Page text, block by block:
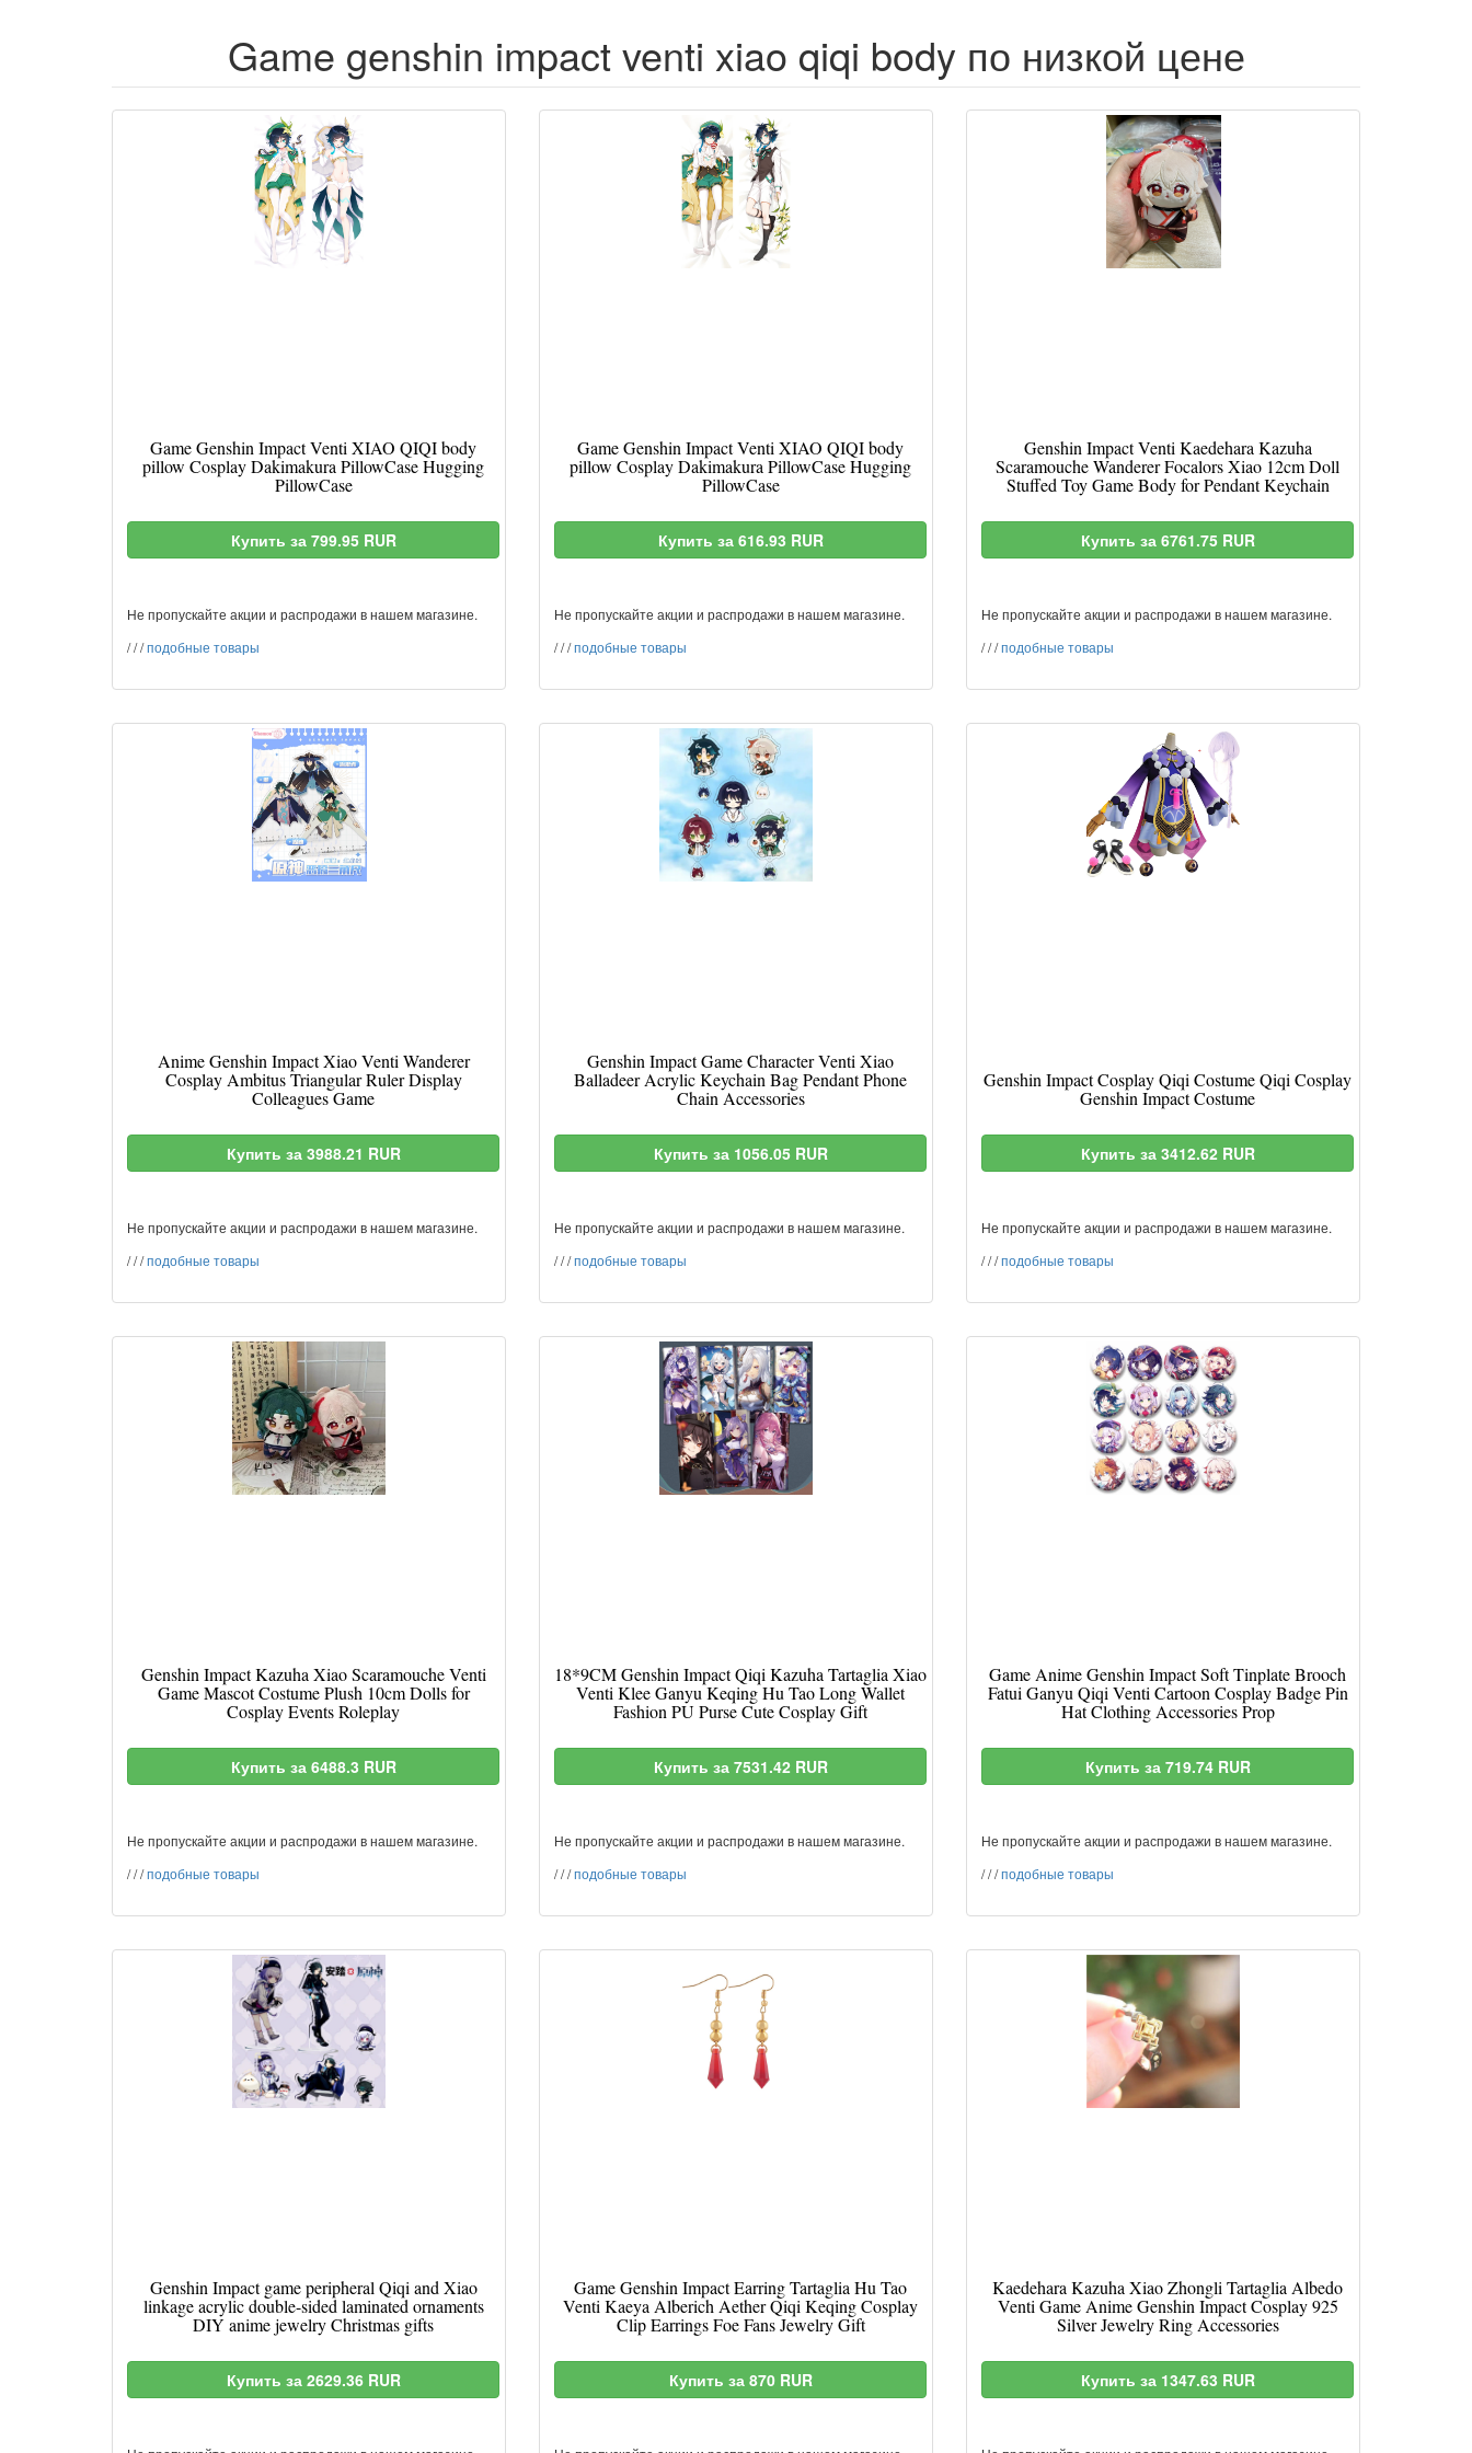
Game genshin impact venti xiao qiqi body по низкой цене
Game Genshin Impact Venti XIAO QIQI body
pillow Cosplay Dakimakura PillowCase Hugging
PillowCase
Купить за 799.95 RUR
Не пропускайте акции и распродажи в нашем магазине.
///подобные товары
Game Genshin Impact Venti XIAO QIQI body
pillow Cosplay Dakimakura PillowCase Hugging
PillowCase
Купить за 616.93 RUR
Не пропускайте акции и распродажи в нашем магазине.
///подобные товары
Genshin Impact Venti Kaedehara Kazuha
Scaramouche Wanderer Focalors Xiao 12cm Doll
Stuffed Toy Game Body for Pendant Keychain
Купить за 6761.75 RUR
Не пропускайте акции и распродажи в нашем магазине.
///подобные товары
Anime Genshin Impact Xiao Venti Wanderer
Cosplay Ambitus Triangular Ruler Display
Colleagues Game
Купить за 3988.21 RUR
Не пропускайте акции и распродажи в нашем магазине.
///подобные товары
Genshin Impact Game Character Venti Xiao
Balladeer Acrylic Keychain Bag Pendant Phone
Chain Accessories
Купить за 1056.05 RUR
Не пропускайте акции и распродажи в нашем магазине.
///подобные товары
Genshin Impact Cosplay Qiqi Costume Qiqi Cosplay
Genshin Impact Costume
Купить за 3412.62 RUR
Не пропускайте акции и распродажи в нашем магазине.
///подобные товары
Genshin Impact Kazuha Xiao Scaramouche Venti
Game Mascot Costume Plush 10cm Dolls for
Cosplay Events Roleplay
Купить за 6488.3 RUR
Не пропускайте акции и распродажи в нашем магазине.
///подобные товары
18*9CM Genshin Impact Qiqi Kazuha Tartaglia Xiao
Venti Klee Ganyu Keqing Hu Tao Long Wallet
Fashion PU Purse Cute Cosplay Gift
Купить за 7531.42 RUR
Не пропускайте акции и распродажи в нашем магазине.
///подобные товары
Game Anime Genshin Impact Soft Tinplate Brooch
Fatui Ganyu Qiqi Venti Cartoon Cosplay Badge Pin
Hat Clothing Accessories Prop
Купить за 719.74 RUR
Не пропускайте акции и распродажи в нашем магазине.
///подобные товары
Genshin Impact game peripheral Qiqi and Xiao
linkage acrylic double-sided laminated ornaments
DIY anime jewelry Christmas gifts
Купить за 2629.36 RUR
Game Genshin Impact Earring Tartaglia Hu Tao
Venti Kaeya Alberich Aether Qiqi Keqing Cosplay
Clip Earrings Foe Fans Jewelry Gift
Купить за 870 RUR
Kaedehara Kazuha Xiao Zhongli Tartaglia Albedo
Venti Game Anime Genshin Impact Cosplay 925
Silver Jewelry Ring Accessories
Купить за 1347.63 RUR